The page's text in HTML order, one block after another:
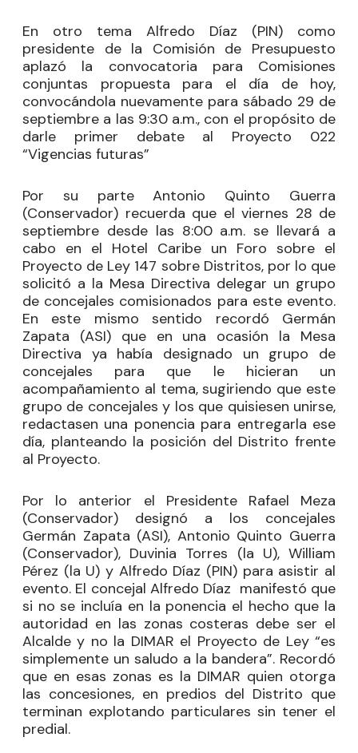
En otro tema Alfredo Díaz (PIN) como
presidente de la Comisión de Presupuesto
aplazó la convocatoria para Comisiones
conjuntas propuesta para el día de hoy,
convocándola nuevamente para sábado 29 de
septiembre a las 9:30 a.m., con el propósito de
darle primer debate al Proyecto 022
“Vigencias futuras”
Por su parte Antonio Quinto Guerra
(Conservador) recuerda que el viernes 28 de
septiembre desde las 8:00 a.m. se llevará a
cabo en el Hotel Caribe un Foro sobre el
Proyecto de Ley 147 sobre Distritos, por lo que
solicitó a la Mesa Directiva delegar un grupo
de concejales comisionados para este evento.
En este mismo sentido recordó Germán
Zapata (ASI) que en una ocasión la Mesa
Directiva ya había designado un grupo de
concejales para que le hicieran un
acompañamiento al tema, sugiriendo que este
grupo de concejales y los que quisiesen unirse,
redactasen una ponencia para entregarla ese
día, planteando la posición del Distrito frente
al Proyecto.
Por lo anterior el Presidente Rafael Meza
(Conservador) designó a los concejales
Germán Zapata (ASI), Antonio Quinto Guerra
(Conservador), Duvinia Torres (la U), William
Pérez (la U) y Alfredo Díaz (PIN) para asistir al
evento. El concejal Alfredo Díaz manifestó que
si no se incluía en la ponencia el hecho que la
autoridad en las zonas costeras debe ser el
Alcalde y no la DIMAR el Proyecto de Ley “es
simplemente un saludo a la bandera”. Recordó
que en esas zonas es la DIMAR quien otorga
las concesiones, en predios del Distrito que
terminan explotando particulares sin tener el
predial.